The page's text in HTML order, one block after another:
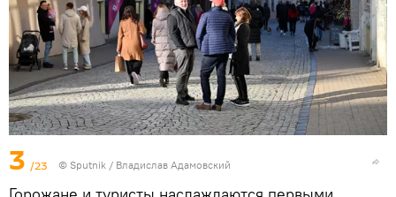
3 /23 © Sputnik / Владислав Адамовский